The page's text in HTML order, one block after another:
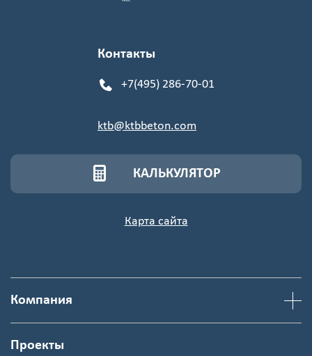
Контакты
+7(495) 286-70-01
ktb@ktbbeton.com
КАЛЬКУЛЯТОР
Карта сайта
Компания
Проекты